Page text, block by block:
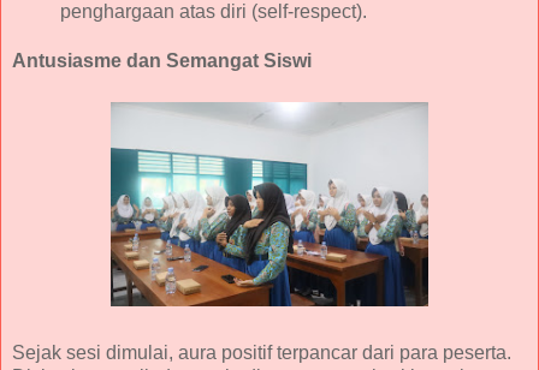
penghargaan atas diri (self-respect).
Antusiasme dan Semangat Siswi
Sejak sesi dimulai, aura positif terpancar dari para peserta.